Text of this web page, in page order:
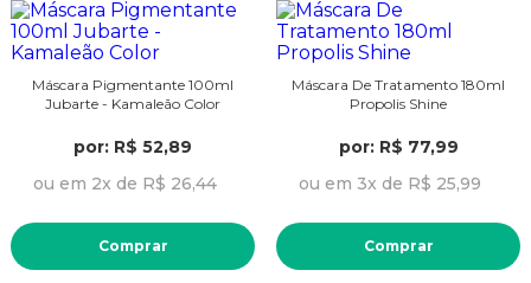
Máscara Pigmentante 100ml
Jubarte - Kamaleão Color
por: R$ 52,89
ou em 2x de R$ 26,44
Comprar
Máscara De Tratamento 180ml
Propolis Shine
por: R$ 77,99
ou em 3x de R$ 25,99
Comprar